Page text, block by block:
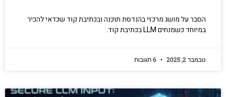
הסבר על מושג מרכזי בהנדסת תוכנה ובכתיבת קוד שכדאי להכיר
במיוחד כשמנחים LLM בכתיבת קוד.
נובמבר 2, 2025